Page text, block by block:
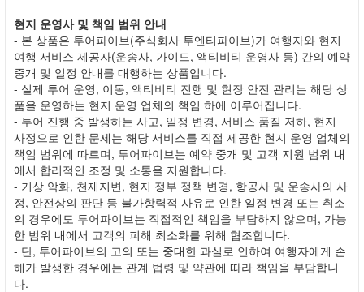
현지 운영사 및 책임 범위 안내
- 본 상품은 투어파이브(주식회사 투엔티파이브)가 여행자와 현지
여행 서비스 제공자(운송사, 가이드, 액티비티 운영사 등) 간의 예약
중개 및 일정 안내를 대행하는 상품입니다.
- 실제 투어 운영, 이동, 액티비티 진행 및 현장 안전 관리는 해당 상
품을 운영하는 현지 운영 업체의 책임 하에 이루어집니다.
- 투어 진행 중 발생하는 사고, 일정 변경, 서비스 품질 저하, 현지
사정으로 인한 문제는 해당 서비스를 직접 제공한 현지 운영 업체의
책임 범위에 따르며, 투어파이브는 예약 중개 및 고객 지원 범위 내
에서 합리적인 조정 및 소통을 지원합니다.
- 기상 악화, 천재지변, 현지 정부 정책 변경, 항공사 및 운송사의 사
정, 안전상의 판단 등 불가항력적 사유로 인한 일정 변경 또는 취소
의 경우에도 투어파이브는 직접적인 책임을 부담하지 않으며, 가능
한 범위 내에서 고객의 피해 최소화를 위해 협조합니다.
- 단, 투어파이브의 고의 또는 중대한 과실로 인하여 여행자에게 손
해가 발생한 경우에는 관계 법령 및 약관에 따라 책임을 부담합니
다.